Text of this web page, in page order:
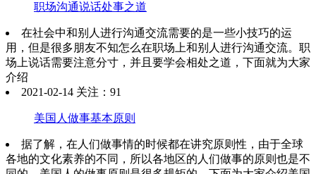
职场沟通说话处事之道
在社会中和别人进行沟通交流需要的是一些小技巧的运
用，但是很多朋友不知怎么在职场上和别人进行沟通交流。职
场上说话需要注意分寸，并且要学会相处之道，下面就为大家
介绍
2021-02-14 关注：91
美国人做事基本原则
据了解，在人们做事情的时候都在讲究原则性，由于全球
各地的文化素养的不同，所以各地区的人们做事的原则也是不